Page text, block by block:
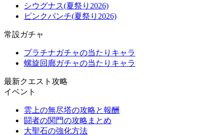
シウグナス(夏祭り2026)
ピンクパンチ(夏祭り2026)
常設ガチャ
プラチナガチャの当たりキャラ
螺旋回廊ガチャの当たりキャラ
最新クエスト攻略
イベント
雲上の無尽塔の攻略と報酬
闘者の関門の攻略まとめ
大聖石の強化方法